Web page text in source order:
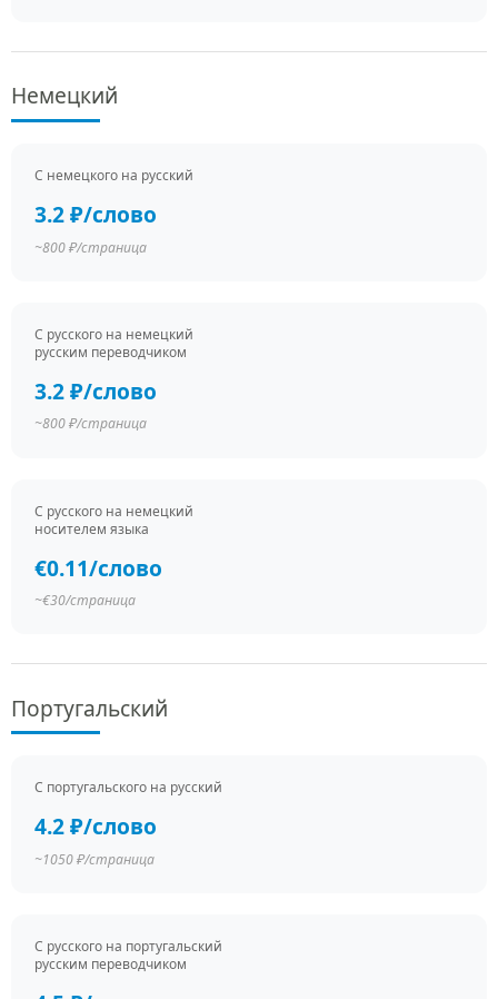
Немецкий
С немецкого на русский
3.2 ₽/слово
~800 ₽/страница
С русского на немецкий
русским переводчиком
3.2 ₽/слово
~800 ₽/страница
С русского на немецкий
носителем языка
€0.11/слово
~€30/страница
Португальский
С португальского на русский
4.2 ₽/слово
~1050 ₽/страница
С русского на португальский
русским переводчиком